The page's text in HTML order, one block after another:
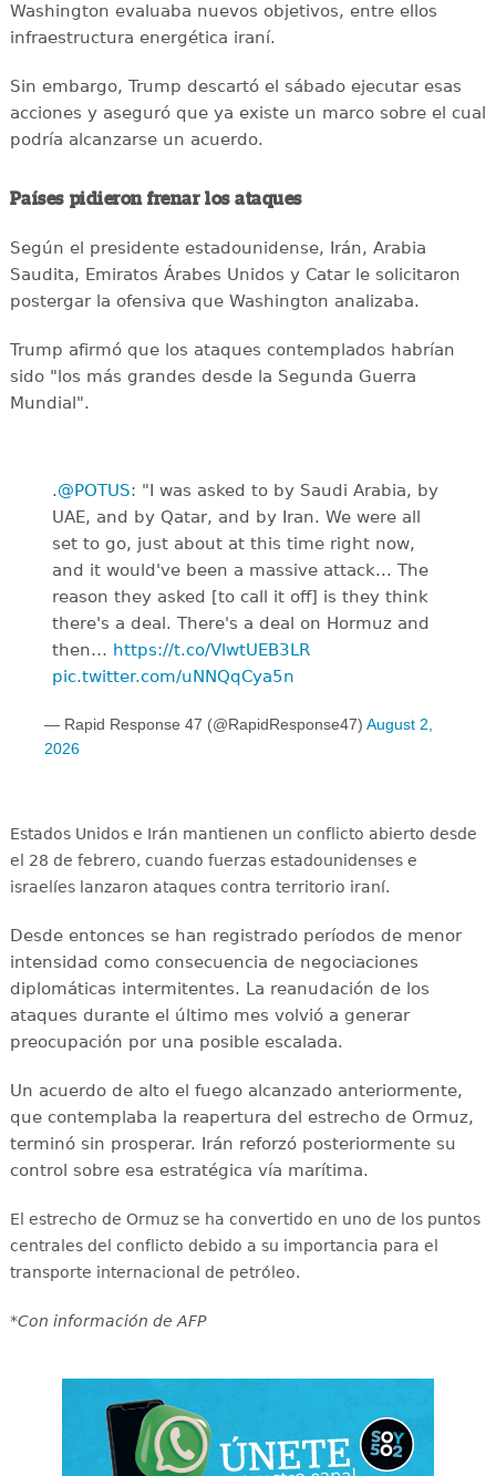
Washington evaluaba nuevos objetivos, entre ellos
infraestructura energética iraní.
Sin embargo, Trump descartó el sábado ejecutar esas
acciones y aseguró que ya existe un marco sobre el cual
podría alcanzarse un acuerdo.
Países pidieron frenar los ataques
Según el presidente estadounidense, Irán, Arabia
Saudita, Emiratos Árabes Unidos y Catar le solicitaron
postergar la ofensiva que Washington analizaba.
Trump afirmó que los ataques contemplados habrían
sido "los más grandes desde la Segunda Guerra
Mundial".
.@POTUS: "I was asked to by Saudi Arabia, by
UAE, and by Qatar, and by Iran. We were all
set to go, just about at this time right now,
and it would've been a massive attack... The
reason they asked [to call it off] is they think
there's a deal. There's a deal on Hormuz and
then… https://t.co/VlwtUEB3LR
pic.twitter.com/uNNQqCya5n
— Rapid Response 47 (@RapidResponse47) August 2,
2026
Estados Unidos e Irán mantienen un conflicto abierto desde
el 28 de febrero, cuando fuerzas estadounidenses e
israelíes lanzaron ataques contra territorio iraní.
Desde entonces se han registrado períodos de menor
intensidad como consecuencia de negociaciones
diplomáticas intermitentes. La reanudación de los
ataques durante el último mes volvió a generar
preocupación por una posible escalada.
Un acuerdo de alto el fuego alcanzado anteriormente,
que contemplaba la reapertura del estrecho de Ormuz,
terminó sin prosperar. Irán reforzó posteriormente su
control sobre esa estratégica vía marítima.
El estrecho de Ormuz se ha convertido en uno de los puntos
centrales del conflicto debido a su importancia para el
transporte internacional de petróleo.
*Con información de AFP